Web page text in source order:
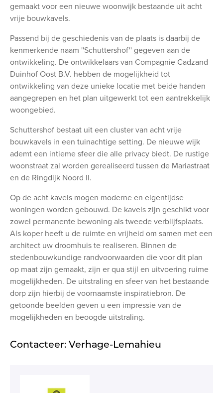
gemaakt voor een nieuwe woonwijk bestaande uit acht
vrije bouwkavels.
Passend bij de geschiedenis van de plaats is daarbij de
kenmerkende naam ''Schuttershof'' gegeven aan de
ontwikkeling. De ontwikkelaars van Compagnie Cadzand
Duinhof Oost B.V. hebben de mogelijkheid tot
ontwikkeling van deze unieke locatie met beide handen
aangegrepen en het plan uitgewerkt tot een aantrekkelijk
woongebied.
Schuttershof bestaat uit een cluster van acht vrije
bouwkavels in een tuinachtige setting. De nieuwe wijk
ademt een intieme sfeer die alle privacy biedt. De rustige
woonstraat zal worden gerealiseerd tussen de Mariastraat
en de Ringdijk Noord II.
Op de acht kavels mogen moderne en eigentijdse
woningen worden gebouwd. De kavels zijn geschikt voor
zowel permanente bewoning als tweede verblijfsplaats.
Als koper heeft u de ruimte en vrijheid om samen met een
architect uw droomhuis te realiseren. Binnen de
stedenbouwkundige randvoorwaarden die voor dit plan
op maat zijn gemaakt, zijn er qua stijl en uitvoering ruime
mogelijkheden. De uitstraling en sfeer van het bestaande
dorp zijn hierbij de voornaamste inspiratiebron. De
getoonde beelden geven u een impressie van de
mogelijkheden en beoogde uitstraling.
Contacteer: Verhage-Lemahieu